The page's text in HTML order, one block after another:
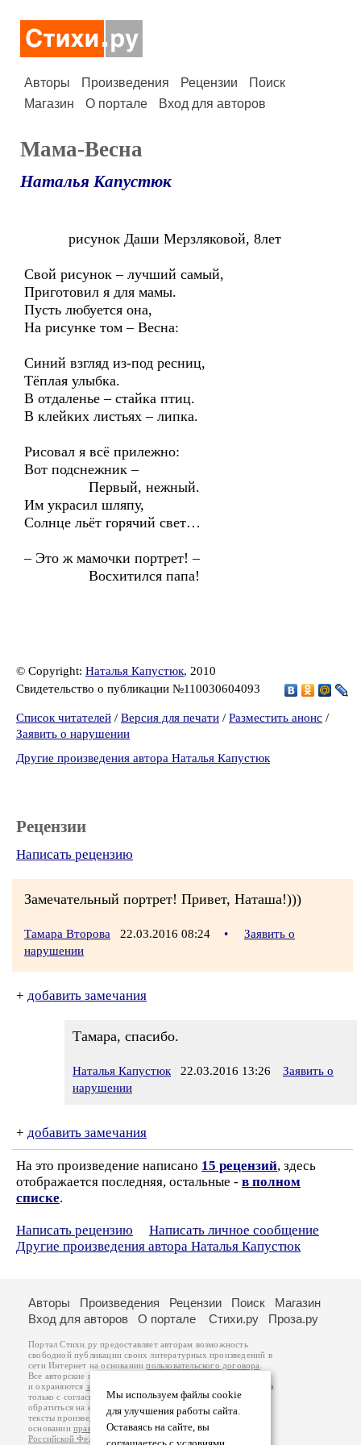
Авторы Произведения Рецензии
Поиск
Магазин
О портале Вход для авторов
Мама-Весна
Наталья Капустюк
рисунок Даши Мерзляковой, 8лет
Свой рисунок – лучший самый,
Приготовил я для мамы.
Пусть любуется она,
На рисунке том – Весна:
Синий взгляд из-под ресниц,
Тёплая улыбка.
В отдаленье – стайка птиц.
В клейких листьях – липка.
Рисовал я всё прилежно:
Вот подснежник –
Первый, нежный.
Им украсил шляпу,
Солнце льёт горячий свет…
– Это ж мамочки портрет! –
Восхитился папа!
© Copyright: Наталья Капустюк, 2010
Свидетельство о публикации №110030604093
Список читателей / Версия для печати / Разместить анонс /
Заявить о нарушении
Другие произведения автора Наталья Капустюк
Рецензии
Написать рецензию
Замечательный портрет! Привет, Наташа!)))
Тамара Второва 22.03.2016 08:24 •
Заявить о
нарушении
+ добавить замечания
Тамара, спасибо.
Наталья Капустюк 22.03.2016 13:26
Заявить о
нарушении
+ добавить замечания
На это произведение написано 15 рецензий, здесь
отображается последняя, остальные - в полном
списке.
Написать рецензию
Написать личное сообщение
Другие произведения автора Наталья Капустюк
Мы используем файлы cookie
для улучшения работы сайта.
Оставаясь на сайте, вы
Авторы Произведения Рецензии Поиск
Магазин
Вход для авторов
О портале Стихи.ру Проза.ру
Портал Стихи.ру предоставляет авторам возможность
свободной публикации своих литературных произведений в
сети Интернет на основаниипользовательского договора
Все авторские права на произведения принадлежат авторам
и охраняются законом
. Перепечатка произведений возможна
только с согласия его автора, к которому вы можете
обратиться на его авторской странице. Ответственность за
тексты произведений авторы несут самостоятельно на
основанииправил публикацииизаконодательства
Российской Федерации